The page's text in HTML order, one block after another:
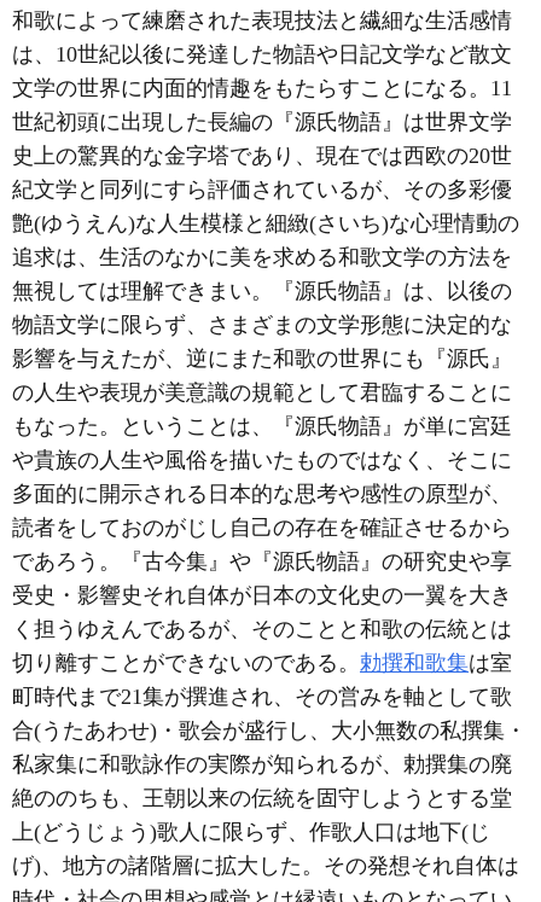
和歌によって練磨された表現技法と繊細な生活感情
は、10世紀以後に発達した物語や日記文学など散文
文学の世界に内面的情趣をもたらすことになる。11
世紀初頭に出現した長編の『源氏物語』は世界文学
史上の驚異的な金字塔であり、現在では西欧の20世
紀文学と同列にすら評価されているが、その多彩優
艶(ゆうえん)な人生模様と細緻(さいち)な心理情動の
追求は、生活のなかに美を求める和歌文学の方法を
無視しては理解できまい。『源氏物語』は、以後の
物語文学に限らず、さまざまの文学形態に決定的な
影響を与えたが、逆にまた和歌の世界にも『源氏』
の人生や表現が美意識の規範として君臨することに
もなった。ということは、『源氏物語』が単に宮廷
や貴族の人生や風俗を描いたものではなく、そこに
多面的に開示される日本的な思考や感性の原型が、
読者をしておのがじし自己の存在を確証させるから
であろう。『古今集』や『源氏物語』の研究史や享
受史・影響史それ自体が日本の文化史の一翼を大き
く担うゆえんであるが、そのことと和歌の伝統とは
切り離すことができないのである。 勅撰和歌集は室
町時代まで21集が撰進され、その営みを軸として歌
合(うたあわせ)・歌会が盛行し、大小無数の私撰集・
私家集に和歌詠作の実際が知られるが、勅撰集の廃
絶ののちも、王朝以来の伝統を固守しようとする堂
上(どうじょう)歌人に限らず、作歌人口は地下(じ
げ)、地方の諸階層に拡大した。その発想それ自体は